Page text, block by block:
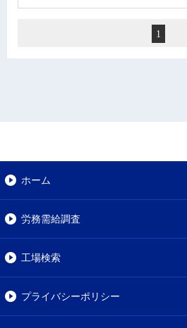
1
ホーム
労務需給調査
工場検索
プライバシーポリシー